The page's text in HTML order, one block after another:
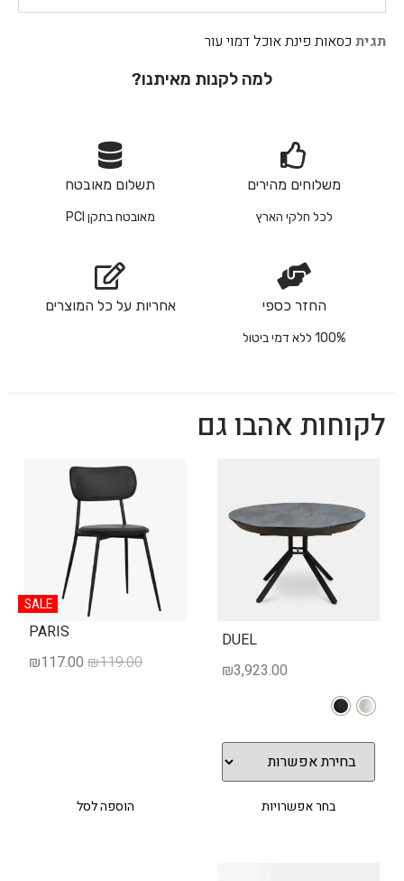
תגית כסאות פינת אוכל דמוי עור
למה לקנות מאיתנו?
משלוחים מהירים
לכל חלקי הארץ
תשלום מאובטח
מאובטח בתקן PCI
החזר כספי
100% ללא דמי ביטול
אחריות על כל המוצרים
לקוחות אהבו גם
DUEL
₪3,923.00
בחר אפשרויות
SALE
PARIS
₪119.00
₪117.00
הוספה לסל